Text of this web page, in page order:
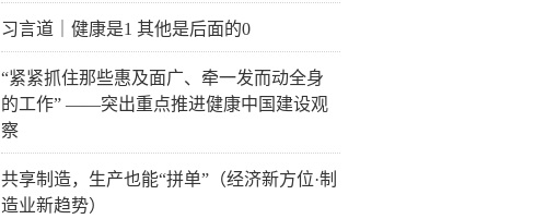
习言道｜健康是1 其他是后面的0
“紧紧抓住那些惠及面广、牵一发而动全身
的工作” ——突出重点推进健康中国建设观
察
共享制造，生产也能“拼单”（经济新方位·制
造业新趋势）